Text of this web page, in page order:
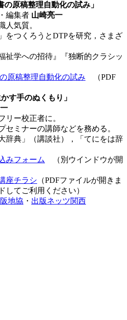
の原稿整理自動化の試み」
編集者 山崎亮一
人気質。
をつくろうとDTPを研究，さまざ
祉学への招待』『独断的クラシッ
原稿整理自動化の試み （PDF
かす手のぬくもり」
リー校正者に。
セミナーの講師などを務める。
辞典」（講談社），「てにをは辞
みフォーム
（別ウインドウが開
座チラシ （PDFファイルが開きま
してご利用ください）
地協 ・ 出版ネッツ関西